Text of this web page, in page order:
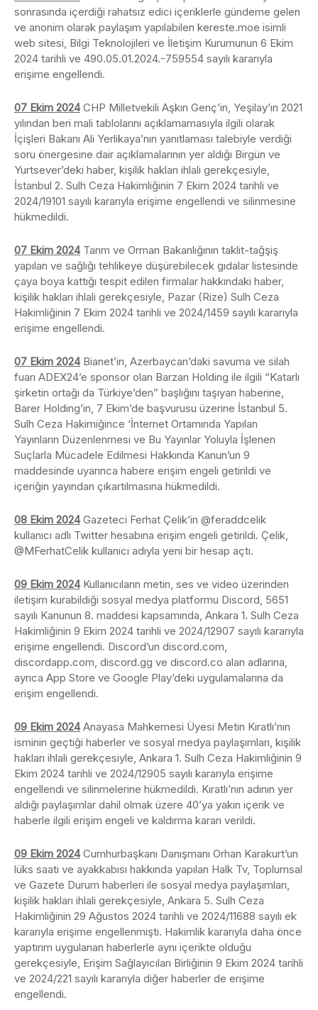
sonrasında içerdiği rahatsız edici içeriklerle gündeme gelen
ve anonim olarak paylaşım yapılabilen kereste.moe isimli
web sitesi, Bilgi Teknolojileri ve İletişim Kurumunun 6 Ekim
2024 tarihli ve 490.05.01.2024.-759554 sayılı kararıyla
erişime engellendi.
07 Ekim 2024 CHP Milletvekili Aşkın Genç’in, Yeşilay’ın 2021
yılından beri mali tablolarını açıklamamasıyla ilgili olarak
İçişleri Bakanı Ali Yerlikaya’nın yanıtlaması talebiyle verdiği
soru önergesine dair açıklamalarının yer aldığı Birgün ve
Yurtsever’deki haber, kişilik hakları ihlali gerekçesiyle,
İstanbul 2. Sulh Ceza Hakimliğinin 7 Ekim 2024 tarihli ve
2024/19101 sayılı kararıyla erişime engellendi ve silinmesine
hükmedildi.
07 Ekim 2024 Tarım ve Orman Bakanlığının taklit-tağşiş
yapılan ve sağlığı tehlikeye düşürebilecek gıdalar listesinde
çaya boya kattığı tespit edilen firmalar hakkındaki haber,
kişilik hakları ihlali gerekçesiyle, Pazar (Rize) Sulh Ceza
Hakimliğinin 7 Ekim 2024 tarihli ve 2024/1459 sayılı kararıyla
erişime engellendi.
07 Ekim 2024 Bianet’in, Azerbaycan’daki savuma ve silah
fuarı ADEX24’e sponsor olan Barzan Holding ile ilgili “Katarlı
şirketin ortağı da Türkiye’den” başlığını taşıyan haberine,
Barer Holding’in, 7 Ekim’de başvurusu üzerine İstanbul 5.
Sulh Ceza Hakimiğince ‘İnternet Ortamında Yapılan
Yayınların Düzenlenmesi ve Bu Yayınlar Yoluyla İşlenen
Suçlarla Mücadele Edilmesi Hakkında Kanun’un 9
maddesinde uyarınca habere erişim engeli getirildi ve
içeriğin yayından çıkartılmasına hükmedildi.
08 Ekim 2024 Gazeteci Ferhat Çelik’in @feraddcelik
kullanıcı adlı Twitter hesabına erişim engeli getirildi. Çelik,
@MFerhatCelik kullanıcı adıyla yeni bir hesap açtı.
09 Ekim 2024 Kullanıcıların metin, ses ve video üzerinden
iletişim kurabildiği sosyal medya platformu Discord, 5651
sayılı Kanunun 8. maddesi kapsamında, Ankara 1. Sulh Ceza
Hakimliğinin 9 Ekim 2024 tarihli ve 2024/12907 sayılı kararıyla
erişime engellendi. Discord’un discord.com,
discordapp.com, discord.gg ve discord.co alan adlarına,
ayrıca App Store ve Google Play’deki uygulamalarına da
erişim engellendi.
09 Ekim 2024 Anayasa Mahkemesi Üyesi Metin Kıratlı’nın
isminin geçtiği haberler ve sosyal medya paylaşımları, kişilik
hakları ihlali gerekçesiyle, Ankara 1. Sulh Ceza Hakimliğinin 9
Ekim 2024 tarihli ve 2024/12905 sayılı kararıyla erişime
engellendi ve silinmelerine hükmedildi. Kıratlı’nın adının yer
aldığı paylaşımlar dahil olmak üzere 40’ya yakın içerik ve
haberle ilgili erişim engeli ve kaldırma kararı verildi.
09 Ekim 2024 Cumhurbaşkanı Danışmanı Orhan Karakurt’un
lüks saati ve ayakkabısı hakkında yapılan Halk Tv, Toplumsal
ve Gazete Durum haberleri ile sosyal medya paylaşımları,
kişilik hakları ihlali gerekçesiyle, Ankara 5. Sulh Ceza
Hakimliğinin 29 Ağustos 2024 tarihli ve 2024/11688 sayılı ek
kararıyla erişime engellenmişti. Hakimlik kararıyla daha önce
yaptırım uygulanan haberlerle aynı içerikte olduğu
gerekçesiyle, Erişim Sağlayıcıları Birliğinin 9 Ekim 2024 tarihli
ve 2024/221 sayılı kararıyla diğer haberler de erişime
engellendi.